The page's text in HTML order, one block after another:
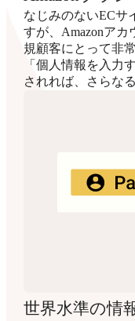
なじみのないECサ
すが、Amazonア
規顧客にとって非
「個人情報を入力
されれば、さらな
世界水準の情